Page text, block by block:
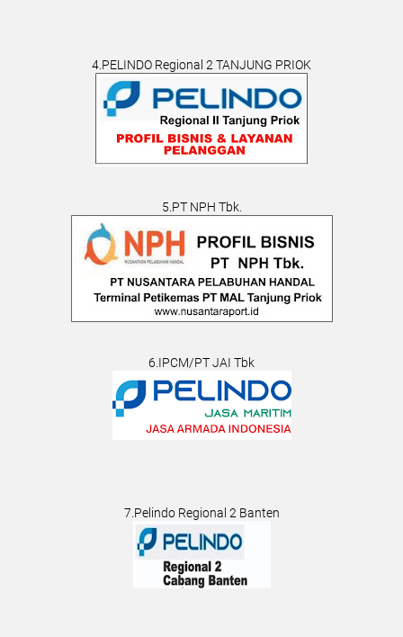
4.PELINDO Regional 2 TANJUNG PRIOK
5.PT NPH Tbk.
6.IPCM/PT JAI Tbk
7.Pelindo Regional 2 Banten